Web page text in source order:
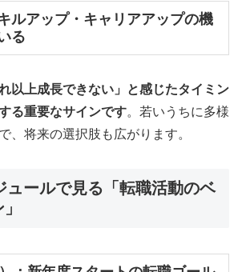
ルアップ・キャリアアップの機
る
以上成長できない」と感じたタイミン
る重要なサインです。若いうちに多様
、将来の選択肢も広がります。
ュールで見る「転職活動のベ